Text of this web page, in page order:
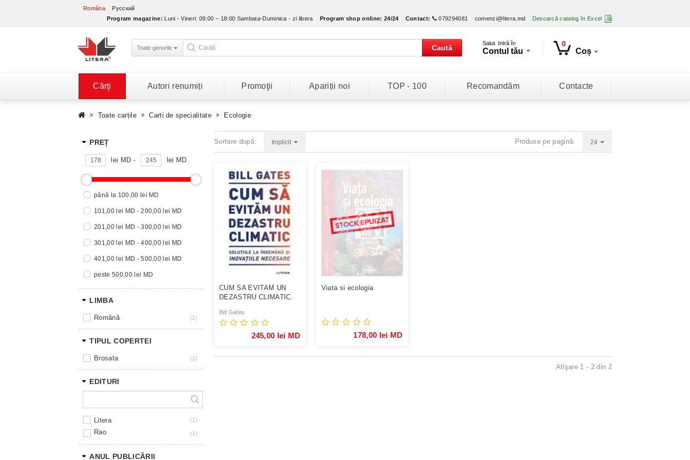
Româna
Русский
Program magazine: Luni - Vineri: 09:00 – 18:00 Sambata-Duminica - zi libera Program shop online: 24/24 Contact: 079294081 comenzi@litera.md Descarcă catalog în Excel
Toate genurile Caută
Salut. Intră în
Contul tău
0
Coș
Cărţi Autori renumiți Promoţii Apariții noi TOP - 100 Recomandăm Contacte
Toate carțile Carti de specialitate Ecologie
PREȚ
lei MD - lei MD
până la 100,00 lei MD
101,00 lei MD - 200,00 lei MD
201,00 lei MD - 300,00 lei MD
301,00 lei MD - 400,00 lei MD
401,00 lei MD - 500,00 lei MD
peste 500,00 lei MD
LIMBA
română 2
TIPUL COPERTEI
brosata 2
EDITURI
litera 1
rao 1
ANUL PUBLICĂRII
Sortare după: Implicit Produse pe pagină: 24
CUM SA EVITAM UN
DEZASTRU CLIMATIC.
Bill Gates
245,00 lei MD
Viata si ecologia
178,00 lei MD
Afişare 1 - 2 din 2